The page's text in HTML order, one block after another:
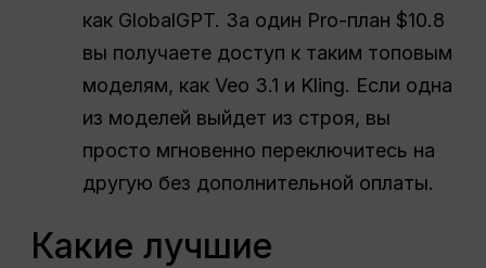
как GlobalGPT. За один Pro-план $10.8
вы получаете доступ к таким топовым
моделям, как Veo 3.1 и Kling. Если одна
из моделей выйдет из строя, вы
просто мгновенно переключитесь на
другую без дополнительной оплаты.
Какие лучшие